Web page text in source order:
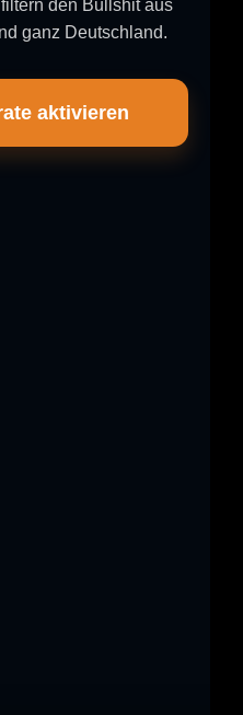
den Bullshit aus
ganz Deutschland.
aktivieren